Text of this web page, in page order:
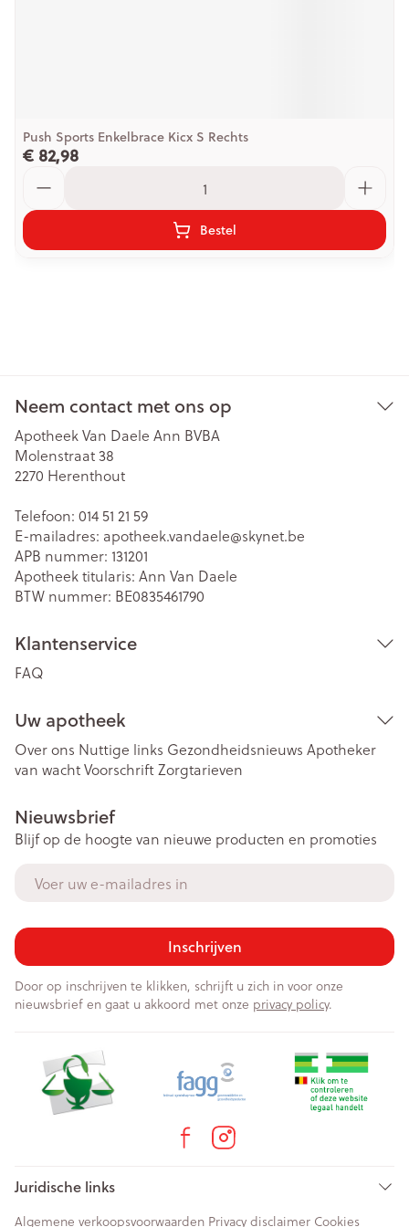
Push Sports Enkelbrace Kicx S Rechts
€ 82,98
Bestel
Neem contact met ons op
Apotheek Van Daele Ann BVBA
Molenstraat 38
2270 Herenthout
Telefoon: 014 51 21 59
E-mailadres: apotheek.vandaele@skynet.be
APB nummer: 131201
Apotheek titularis: Ann Van Daele
BTW nummer: BE0835461790
Klantenservice
FAQ
Uw apotheek
Over ons Nuttige links Gezondheidsnieuws Apotheker
van wachtVoorschriftZorgtarieven
Nieuwsbrief
Blijf op de hoogte van nieuwe producten en promoties
Inschrijven
Door op inschrijven te klikken, schrijft u zich in voor onze
nieuwsbrief en gaat u akkoord met onze privacy policy.
Juridische links
Algemene verkoopsvoorwaarden Privacy disclaimer Cookies